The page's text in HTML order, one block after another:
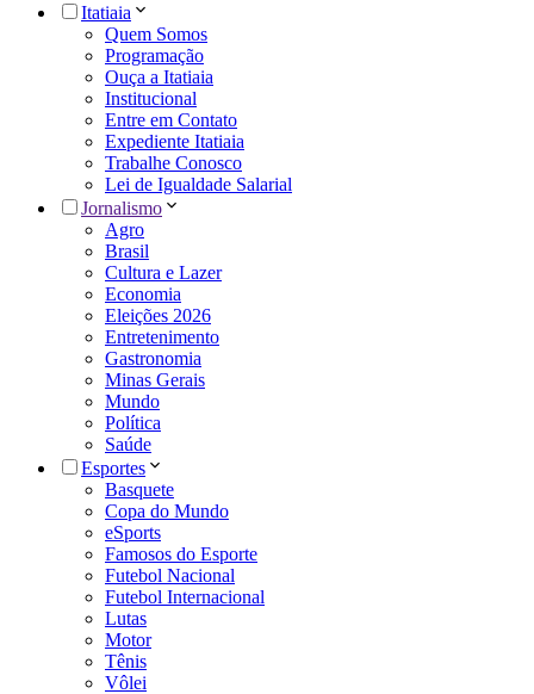
Itatiaia
Quem Somos
Programação
Ouça a Itatiaia
Institucional
Entre em Contato
Expediente Itatiaia
Trabalhe Conosco
Lei de Igualdade Salarial
Jornalismo
Agro
Brasil
Cultura e Lazer
Economia
Eleições 2026
Entretenimento
Gastronomia
Minas Gerais
Mundo
Política
Saúde
Esportes
Basquete
Copa do Mundo
eSports
Famosos do Esporte
Futebol Nacional
Futebol Internacional
Lutas
Motor
Tênis
Vôlei